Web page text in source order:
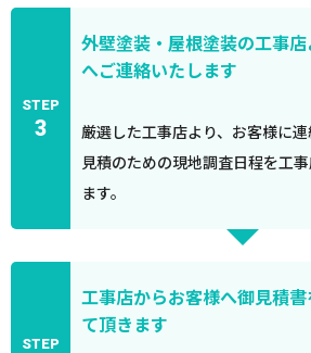
STEP
3
外壁塗装・屋根塗装の工事
へご連絡いたします
厳選した工事店より、お客様に
見積のための現地調査日程を工
ます。
STEP
工事店からお客様へ御見積
て頂きます